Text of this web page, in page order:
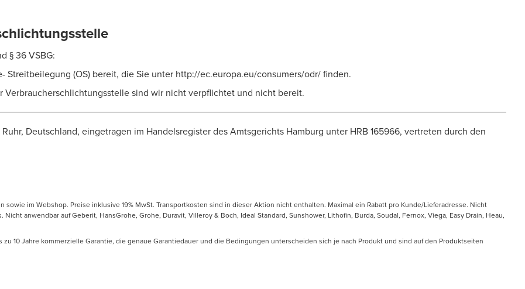
§ 36 VSBG:
Streitbeilegung (OS) bereit, die Sie unter http://ec.europa.eu/consumers/odr/ finden.
sind wir nicht verpflichtet und nicht bereit.
Deutschland, eingetragen im Handelsregister des Amtsgerichts Hamburg unter HRB 165966, vertreten durch den
im Webshop. Preise inklusive 19% MwSt. Transportkosten sind in dieser Aktion nicht enthalten. Maximal ein Rabatt pro Kunde/Lieferadresse. Nicht
anwendbar auf Geberit, HansGrohe, Grohe, Duravit, Villeroy & Boch, Ideal Standard, Sunshower, Lithofin, Burda, Soudal, Fernox, Viega, Easy Drain, Heau,
10 Jahre kommerzielle Garantie, die genaue Garantiedauer und die Bedingungen unterscheiden sich je nach Produkt und sind auf den Produktseiten